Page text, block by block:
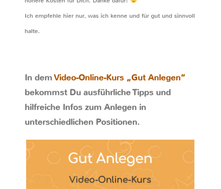
Ich empfehle hier nur, was ich kenne und für gut und sinnvoll
halte.
In demVideo-Online-Kurs „Gut Anlegen“
bekommst Du ausführliche Tipps und
hilfreiche Infos zum Anlegen in
unterschiedlichen Positionen.